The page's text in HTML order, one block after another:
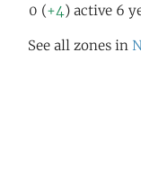
0 (+4) active 6
See all zones in